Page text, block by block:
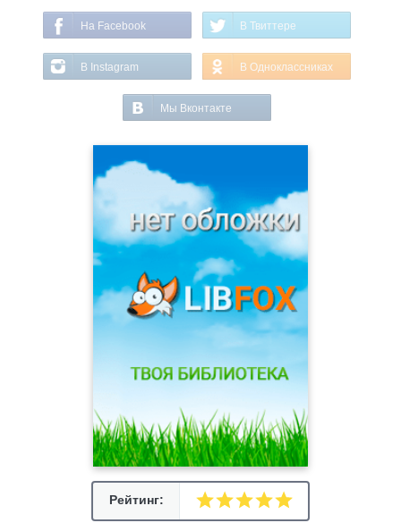
На Facebook В Твиттере
В Instagram В Одноклассниках
Мы Вконтакте
Рейтинг: